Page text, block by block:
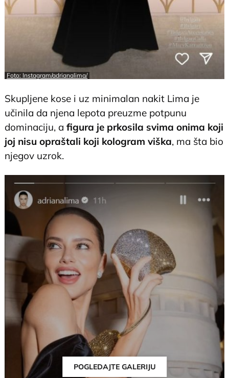
Foto: Instagram/adrianalima/
Skupljene kose i uz minimalan nakit Lima je
učinila da njena lepota preuzme potpunu
dominaciju, afigura je prkosila svima onima koji
joj nisu opraštali koji kologram viška, ma šta bio
njegov uzrok.
POGLEDAJTE GALERIJU